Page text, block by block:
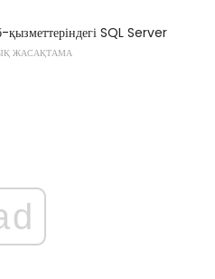
SQL Server
ЖАСАҚТАМА